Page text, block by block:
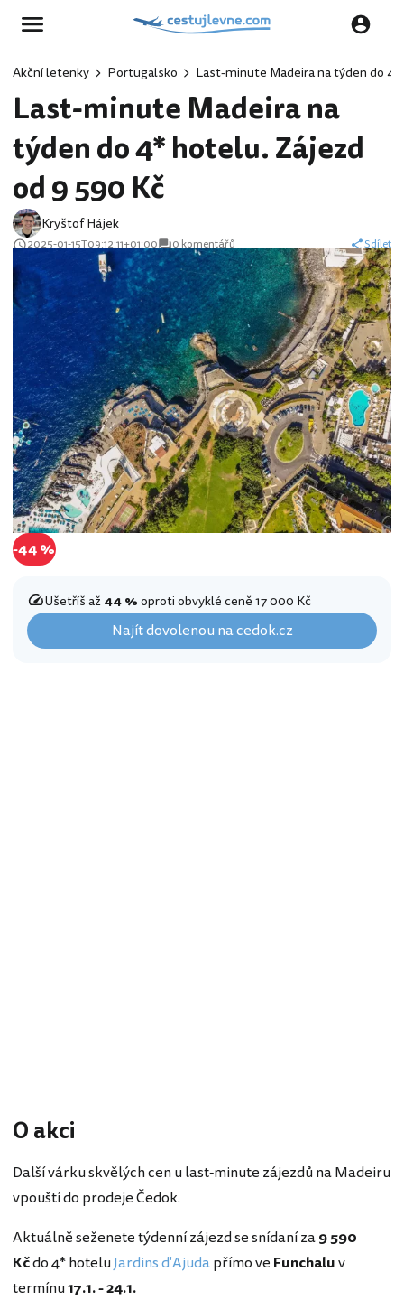
Akční letenky Portugalsko Last-minute Madeira na týden do
Last-minute Madeira na
týden do 4* hotelu. Zájezd
od 9 590 Kč
Kryštof Hájek
2025-01-15T09:12:11+01:00 0 komentářů Sdílet
-44 %
Ušetříš až44 %oproti obvyklé ceně 17 000 Kč
Najít dovolenou na cedok.cz
O akci
Další várku skvělých cen u last-minute zájezdů na Madeiru
vpouští do prodeje Čedok.
Aktuálně seženete týdenní zájezd se snídaní za9 590
Kčdo 4* hoteluJardins d'Ajudapřímo ve Funchaluv
termínu17.1. - 24.1.